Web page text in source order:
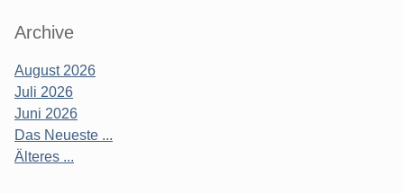
Archive
August 2026
Juli 2026
Juni 2026
Das Neueste ...
Älteres ...